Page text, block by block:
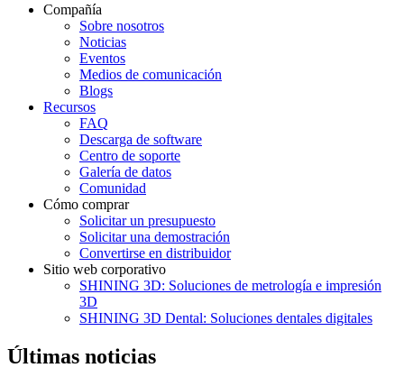
Compañía
Sobre nosotros
Noticias
Eventos
Medios de comunicación
Blogs
Recursos
FAQ
Descarga de software
Centro de soporte
Galería de datos
Comunidad
Cómo comprar
Solicitar un presupuesto
Solicitar una demostración
Convertirse en distribuidor
Sitio web corporativo
SHINING 3D: Soluciones de metrología e impresión
3D
SHINING 3D Dental: Soluciones dentales digitales
Últimas noticias